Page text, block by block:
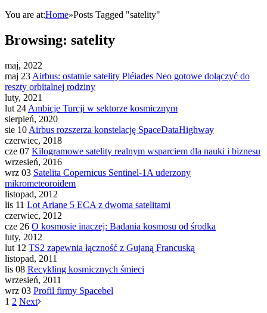
You are at:Home»Posts Tagged "satelity"
Browsing: satelity
maj, 2022
maj 23 Airbus: ostatnie satelity Pléiades Neo gotowe dołączyć do
reszty orbitalnej rodziny
luty, 2021
lut 24 Ambicje Turcji w sektorze kosmicznym
sierpień, 2020
sie 10 Airbus rozszerza konstelację SpaceDataHighway
czerwiec, 2018
cze 07 Kilogramowe satelity realnym wsparciem dla nauki i biznesu
wrzesień, 2016
wrz 03 Satelita Copernicus Sentinel-1A uderzony
mikrometeoroidem
listopad, 2012
lis 11 Lot Ariane 5 ECA z dwoma satelitami
czerwiec, 2012
cze 26 O kosmosie inaczej: Badania kosmosu od środka
luty, 2012
lut 12 TS2 zapewnia łączność z Gujaną Francuską
listopad, 2011
lis 08 Recykling kosmicznych śmieci
wrzesień, 2011
wrz 03 Profil firmy Spacebel
1 2 Next